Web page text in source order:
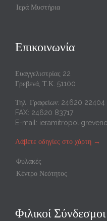
Ιερά Μυστήρια
Επικοινωνία
Ευαγγελιστρίας 22
Γρεβενά, Τ.Κ. 51100
Τηλ. Γραφείων: 24620 22404
FAX: 24620 83717
E-mail:
Λάβετε οδηγίες στο χάρτη →
Φυλακές
Κέντρο Νεότητος
Φιλικοί Σύνδεσμοι